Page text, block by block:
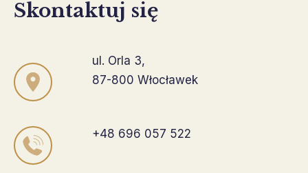
Skontaktuj się
ul. Orla 3,
87-800 Włocławek
+48 696 057 522